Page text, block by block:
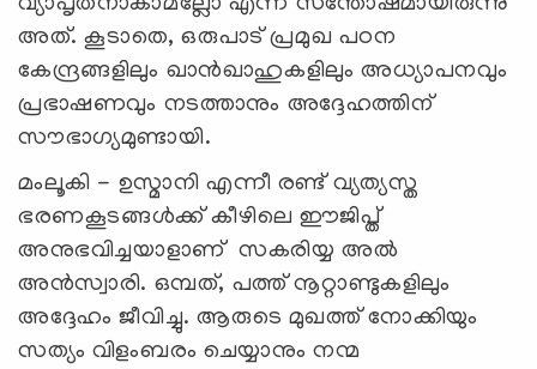
അത്. കൂടാതെ, ഒരുപാട് പ്രമുഖ പഠന
കേന്ദ്രങ്ങളിലും ഖാൻഖാഹുകളിലും അധ്യാപനവും
പ്രഭാഷണവും നടത്താനും അദ്ദേഹത്തിന്
സൗഭാഗ്യമുണ്ടായി.
മംലൂകി - ഉസ്മാനി എന്നീ രണ്ട് വ്യത്യസ്ത
ഭരണകൂടങ്ങൾക്ക് കീഴിലെ ഈജിപ്ത്
അനുഭവിച്ചയാളാണ് സകരിയ്യ അൽ
അൻസ്വാരി. ഒമ്പത്, പത്ത് നൂറ്റാണ്ടുകളിലും
അദ്ദേഹം ജീവിച്ചു. ആരുടെ മുഖത്ത് നോക്കിയും
സത്യം വിളംബരം ചെയ്യാനും നന്മ